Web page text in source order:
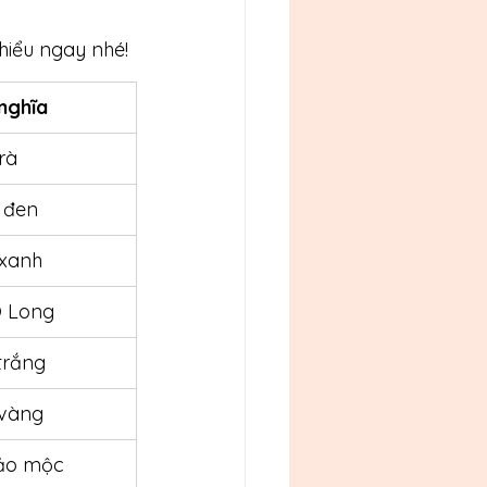
ngay nhé!
Long
mộc